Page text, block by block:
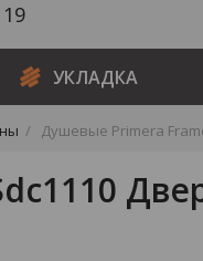
УКЛАДКА
Душевые Primera